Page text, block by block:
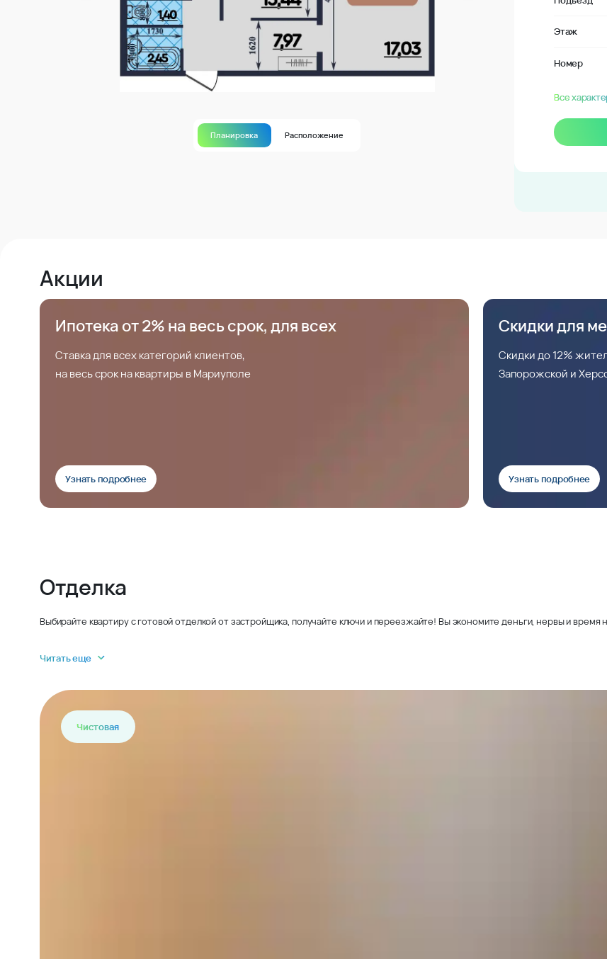
Планировка Расположение
Этаж
Номер
Все
Акции
Ипотека от 2% на весь срок, для всех
Ставка для всех категорий клиентов,
на весь срок на квартиры в Мариуполе
Узнать подробнее
Скидки для
Скидки до 12%
Запорожской и
Узнать подробнее
Отделка
Выбирайте квартиру с готовой отделкой от застройщика, получайте ключи и переезжайте! Вы экономите деньги, нервы и время
Читать еще
Чистовая